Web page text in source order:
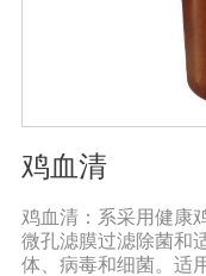
鸡血清
鸡血清：系采用健康
微孔滤膜过滤除菌和
体、病毒和细菌。适